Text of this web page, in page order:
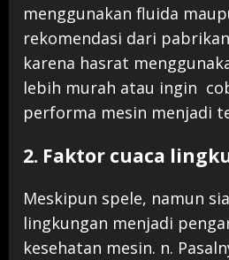
menggunakan fluida
rekomendasi dari
karena hasrat
lebih murah atau ingin
performa mesin menjadi
2. Faktor cuaca
Meskipun spele, namun
lingkungan menjadi
kesehatan mesin. n.